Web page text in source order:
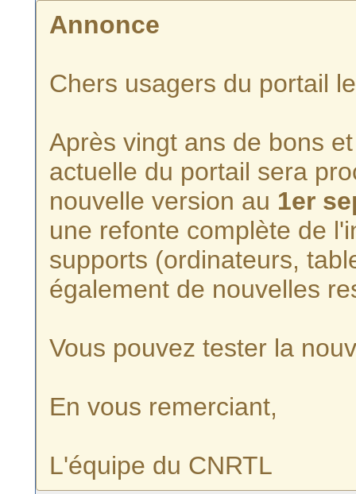
Annonce
Chers usagers du portail
Après vingt ans de bons
actuelle du portail sera
nouvelle version au 1er
une refonte complète de
supports (ordinateurs,
également de nouvelles
Vous pouvez tester la
En vous remerciant,
L'équipe du CNRTL